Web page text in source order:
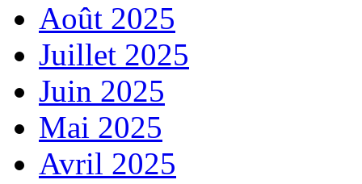
Août 2025
Juillet 2025
Juin 2025
Mai 2025
Avril 2025